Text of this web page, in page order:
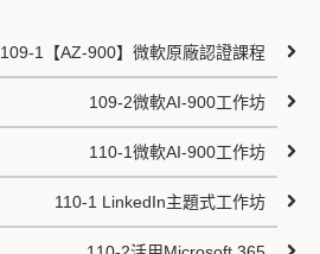
109-1【AZ-900】微軟​​​​原廠認證課程
109-2微軟AI-900工作坊
110-1微軟AI-900工作坊
110-1 LinkedIn主題式工作坊